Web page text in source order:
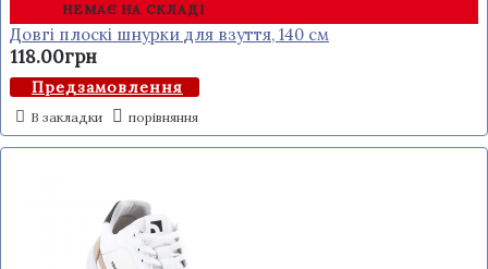
НЕМАЄ НА СКЛАДІ
Довгі плоскі шнурки для взуття, 140 см
118.00грн
Предзамовлення
В закладки порівняння